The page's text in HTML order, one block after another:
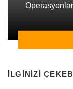
İLGINIZI